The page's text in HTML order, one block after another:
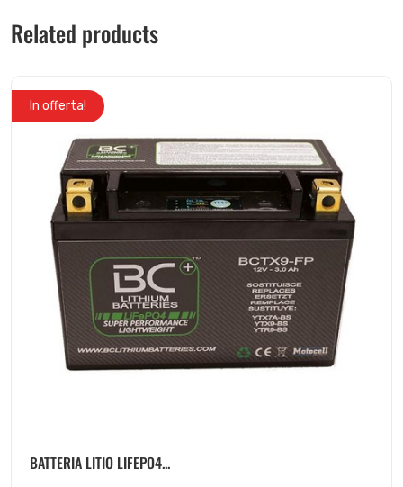
Related products
In offerta!
BATTERIA LITIO LIFEPO4...